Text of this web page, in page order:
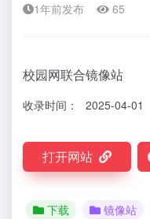
1年前发布 65
校园网联合镜像站
收录时间： 2025-04-01
打开网站
下载 镜像站